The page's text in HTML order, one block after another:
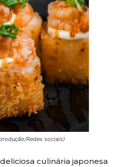
Redes sociais)
culinária japonesa